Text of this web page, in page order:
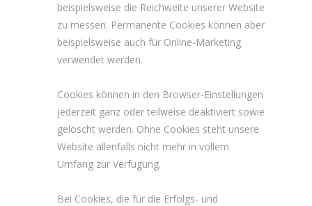
beispielsweise die Reichweite unserer Website
zu messen. Permanente Cookies können aber
beispielsweise auch für Online-Marketing
verwendet werden.
Cookies können in den Browser-Einstellungen
jederzeit ganz oder teilweise deaktiviert sowie
gelöscht werden. Ohne Cookies steht unsere
Website allenfalls nicht mehr in vollem
Umfang zur Verfügung.
Bei Cookies, die für die Erfolgs- und